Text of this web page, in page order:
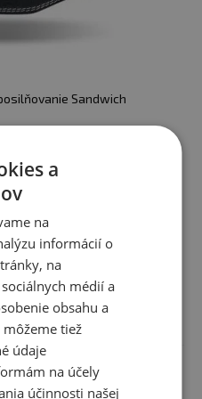
Sandwich
v akcii
3 zákazníci
v 17:01
a
na
informácií o
na
médií a
obsahu a
tiež
údaje
na účely
účinnosti našej